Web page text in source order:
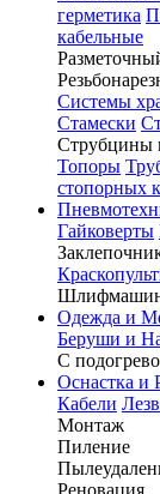
герметика
кабельные
Системы
Стамески
Струбцины
Топоры
стопорных
Гайковерты
Одежда и
Беруши и
С
Оснастка и
Кабели
Монтаж
Пиление
Реновация